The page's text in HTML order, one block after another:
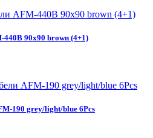
440B 90x90 brown (4+1)
190 grey/light/blue 6Pcs